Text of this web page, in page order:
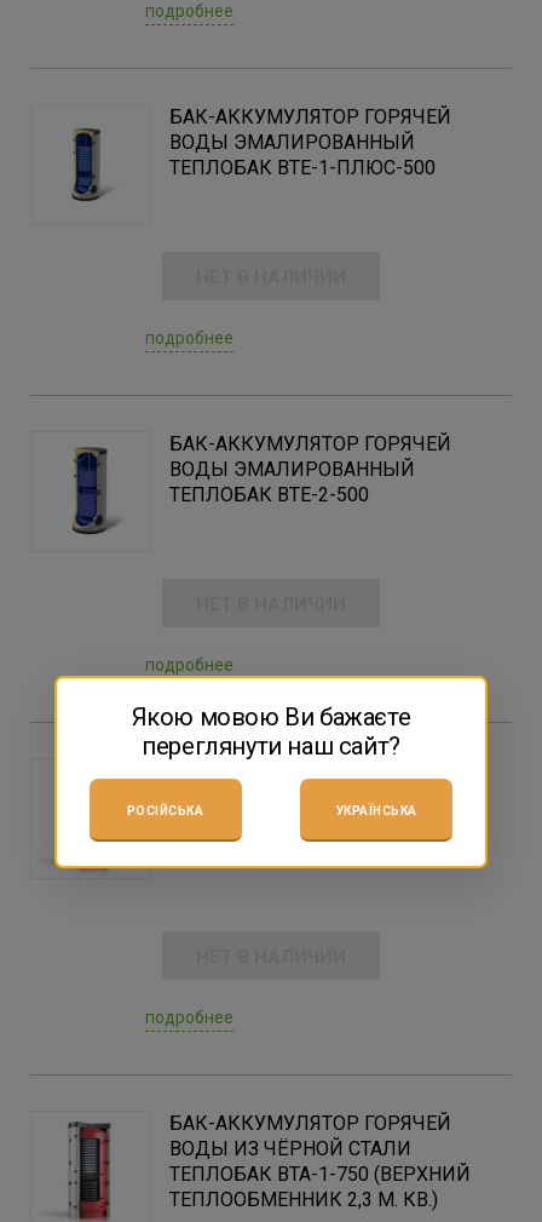
подробнее
БАК-АККУМУЛЯТОР ГОРЯЧЕЙ
ВОДЫ ЭМАЛИРОВАННЫЙ
ТЕПЛОБАК BTE-1-ПЛЮС-500
подробнее
БАК-АККУМУЛЯТОР ГОРЯЧЕЙ
ВОДЫ ЭМАЛИРОВАННЫЙ
ТЕПЛОБАК BTE-2-500
подробнее
ТЕПЛОБАК ВТА-1-750 (ВЕРХНИЙ
ТЕПЛООБМЕННИК 1,55 М. КВ.)
подробнее
БАК-АККУМУЛЯТОР ГОРЯЧЕЙ
ВОДЫ ИЗ ЧЁРНОЙ СТАЛИ
ТЕПЛОБАК ВТА-1-750 (ВЕРХНИЙ
ТЕПЛООБМЕННИК 2,3 М. КВ.)
Якою мовою Ви бажаєте
переглянути наш сайт?
РОСІЙСЬКА УКРАЇНСЬКА